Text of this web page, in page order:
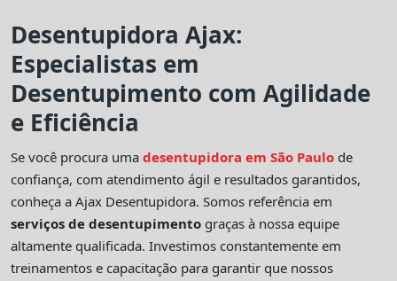
Desentupidora Ajax:
Especialistas em
Desentupimento com Agilidade
e Eficiência
Se você procura umadesentupidora em São Paulo de
confiança, com atendimento ágil e resultados garantidos,
conheça a Ajax Desentupidora. Somos referência em
serviços de desentupimento graças à nossa equipe
altamente qualificada. Investimos constantemente em
treinamentos e capacitação para garantir que nossos